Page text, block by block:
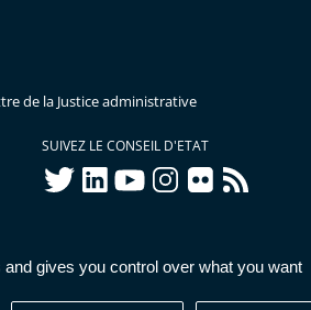
gives you control over what you want
de la Justice administrative
SUIVEZ LE CONSEIL D'ETAT
twitterlinkedInyoutubeinstagram
flickr rss
Mentions légales
Données
administratives-Accessibilité :